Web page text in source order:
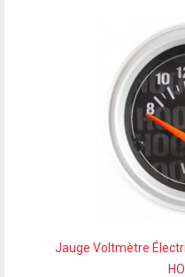
Jauge Voltmètre